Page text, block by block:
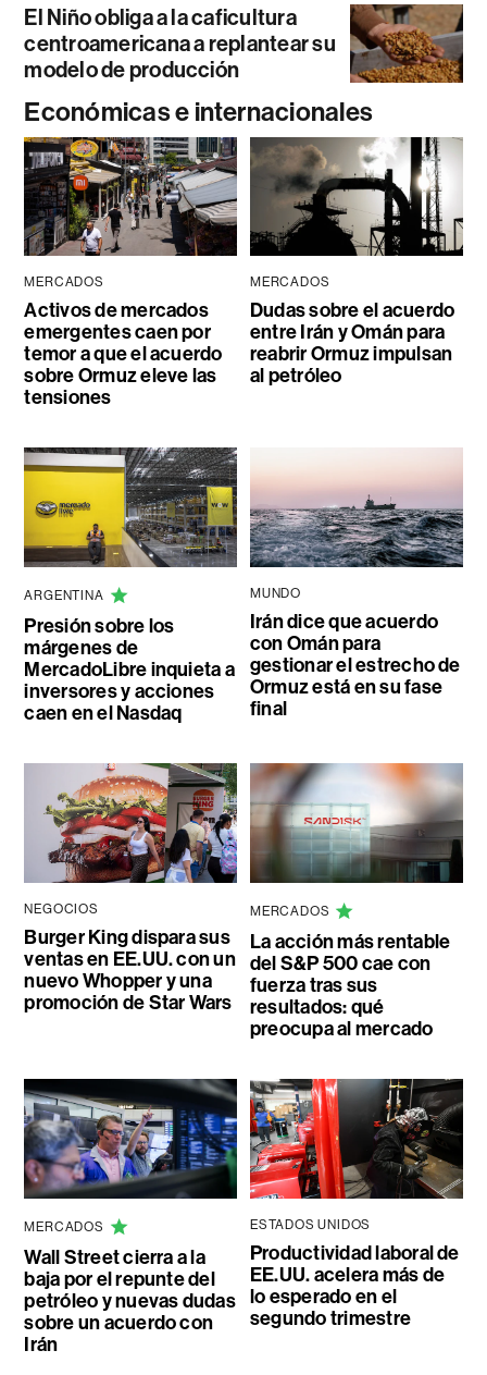
El Niño obliga a la caficultura
centroamericana a replantear su
modelo de producción
Económicas e internacionales
MERCADOS
Activos de mercados
emergentes caen por
temor a que el acuerdo
sobre Ormuz eleve las
tensiones
MERCADOS
Dudas sobre el acuerdo
entre Irán y Omán para
reabrir Ormuz impulsan
al petróleo
ARGENTINA
Presión sobre los
márgenes de
MercadoLibre inquieta a
inversores y acciones
caen en el Nasdaq
MUNDO
Irán dice que acuerdo
con Omán para
gestionar el estrecho de
Ormuz está en su fase
final
NEGOCIOS
Burger King dispara sus
ventas en EE.UU. con un
nuevo Whopper y una
promoción de Star Wars
MERCADOS
La acción más rentable
del S&P 500 cae con
fuerza tras sus
resultados: qué
preocupa al mercado
MERCADOS
Wall Street cierra a la
baja por el repunte del
petróleo y nuevas dudas
sobre un acuerdo con
Irán
ESTADOS UNIDOS
Productividad laboral de
EE.UU. acelera más de
lo esperado en el
segundo trimestre